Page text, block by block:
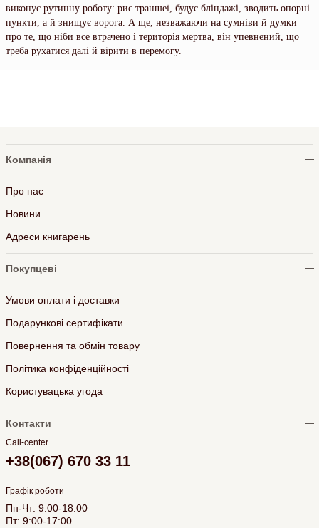
виконує рутинну роботу: риє траншеї, будує бліндажі, зводить опорні
пункти, а й знищує ворога. А ще, незважаючи на сумніви й думки
про те, що ніби все втрачено і територія мертва, він упевнений, що
треба рухатися далі й вірити в перемогу.
Компанія
Про нас
Новини
Адреси книгарень
Покупцеві
Умови оплати і доставки
Подарункові сертифікати
Повернення та обмін товару
Політика конфіденційності
Користувацька угода
Контакти
Call-center
+38(067) 670 33 11
Графік роботи
Пн-Чт: 9:00-18:00
Пт: 9:00-17:00